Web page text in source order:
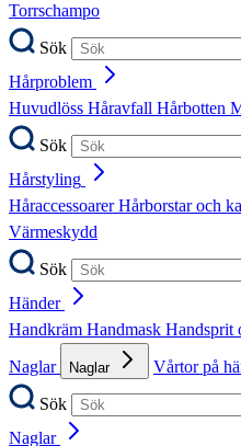
Torrschampo
Sök
Hårproblem
Huvudlöss Håravfall Hårbotten
Sök
Hårstyling
HåraccessoarerHårborstar och
Värmeskydd
Sök
Händer
Handkräm Handmask Handsprit
Naglar
Naglar Vårtor på
Sök
Naglar